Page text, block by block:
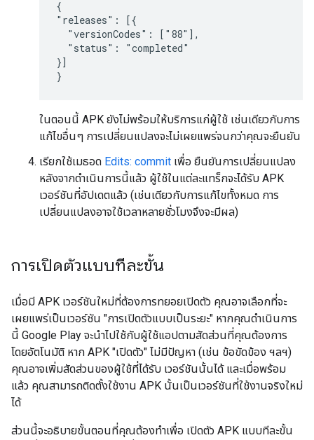
{
"releases": [{
  "versionCodes": ["88"],
  "status": "completed"
}]
}
ในตอนนี้ APK ยังไม่พร้อมให้บริการแก่ผู้ใช้ เช่นเดียวกับการ
แก้ไขอื่นๆ การเปลี่ยนแปลงจะไม่เผยแพร่จนกว่าคุณจะยืนยัน
เรียกใช้เมธอด Edits: commit เพื่อ ยืนยันการเปลี่ยนแปลง
หลังจากดำเนินการนี้แล้ว ผู้ใช้ในแต่ละแทร็กจะได้รับ APK
เวอร์ชันที่อัปเดตแล้ว (เช่นเดียวกับการแก้ไขทั้งหมด การ
เปลี่ยนแปลงอาจใช้เวลาหลายชั่วโมงจึงจะมีผล)
การเปิดตัวแบบทีละขั้น
เมื่อมี APK เวอร์ชันใหม่ที่ต้องการทยอยเปิดตัว คุณอาจเลือกที่จะ
เผยแพร่เป็นเวอร์ชัน "การเปิดตัวแบบเป็นระยะ" หากคุณดำเนินการ
นี้ Google Play จะนำไปใช้กับผู้ใช้แอปตามสัดส่วนที่คุณต้องการ
โดยอัตโนมัติ หาก APK "เปิดตัว" ไม่มีปัญหา (เช่น ข้อขัดข้อง ฯลฯ)
คุณอาจเพิ่มสัดส่วนของผู้ใช้ที่ได้รับ เวอร์ชันนั้นได้ และเมื่อพร้อม
แล้ว คุณสามารถติดตั้งใช้งาน APK นั้นเป็นเวอร์ชันที่ใช้งานจริงใหม่
ได้
ส่วนนี้จะอธิบายขั้นตอนที่คุณต้องทำเพื่อ เปิดตัว APK แบบทีละขั้น